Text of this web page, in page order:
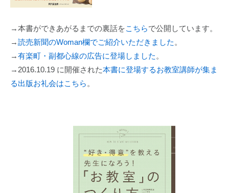
→本書ができあがるまでの裏話をこちらで公開しています。
→読売新聞のWoman欄でご紹介いただきました 。
→有楽町・副都心線の広告に登場しました 。
→2016.10.19 に開催された本書に登場するお教室講師が集ま
る出版お礼会はこちら 。